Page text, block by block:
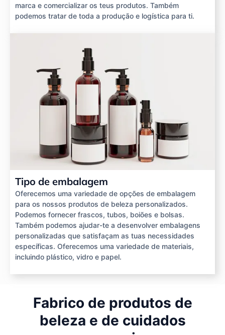
marca e comercializar os teus produtos. Também
podemos tratar de toda a produção e logística para ti.
Tipo de embalagem
Oferecemos uma variedade de opções de embalagem
para os nossos produtos de beleza personalizados.
Podemos fornecer frascos, tubos, boiões e bolsas.
Também podemos ajudar-te a desenvolver embalagens
personalizadas que satisfaçam as tuas necessidades
específicas. Oferecemos uma variedade de materiais,
incluindo plástico, vidro e papel.
Fabrico de produtos de
beleza e de cuidados